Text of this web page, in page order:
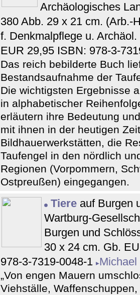
Archäologisches
380 Abb. 29 x 21 cm. (Arb.-
f. Denkmalpflege u.
EUR 29,95 ISBN: 978-3-
Das reich bebilderte Buch
Bestandsaufnahme der
Die wichtigsten Ergebnisse
in alphabetischer
erläutern ihre Bedeutung
mit ihnen in der heutigen
Bildhauerwerkstätten, die
Taufengel in den nördlich
Regionen (Vorpommern,
Ostpreußen) eingegangen.
Tiere auf Burgen
Wartburg-
Burgen und
30 x 24 cm. Gb.
978-3-7319-0048-1 Michael
„Von engen Mauern
Viehställe,